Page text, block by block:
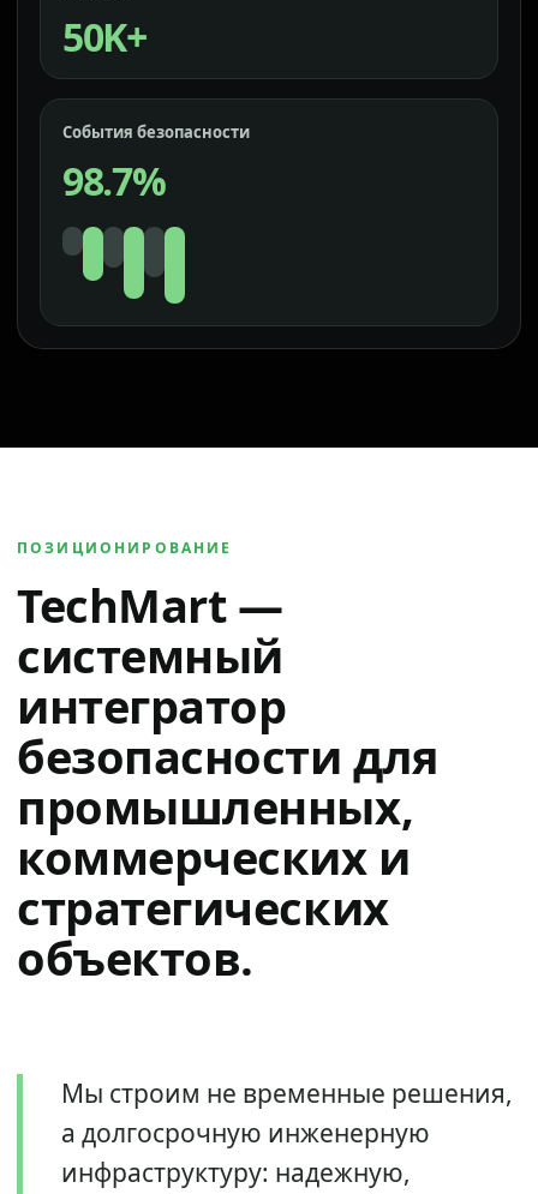
50K+
События безопасности
98.7%
ПОЗИЦИОНИРОВАНИЕ
TechMart —
системный
интегратор
безопасности для
промышленных,
коммерческих и
стратегических
объектов.
Мы строим не временные решения,
а долгосрочную инженерную
инфраструктуру: надежную,